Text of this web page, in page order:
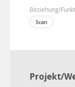
Beziehung/
Scan
Projekt/